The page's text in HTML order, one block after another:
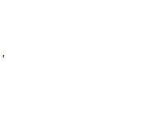
,